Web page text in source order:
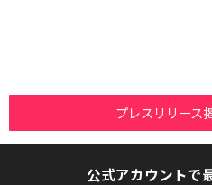
プレスリリース
公式アカウントで